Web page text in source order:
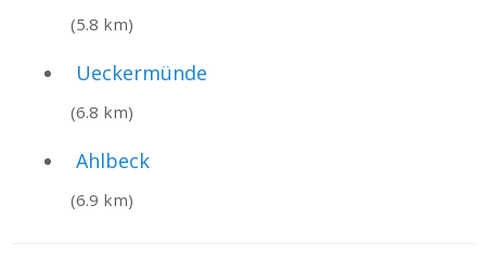
(5.8 km)
Ueckermünde
(6.8 km)
Ahlbeck
(6.9 km)